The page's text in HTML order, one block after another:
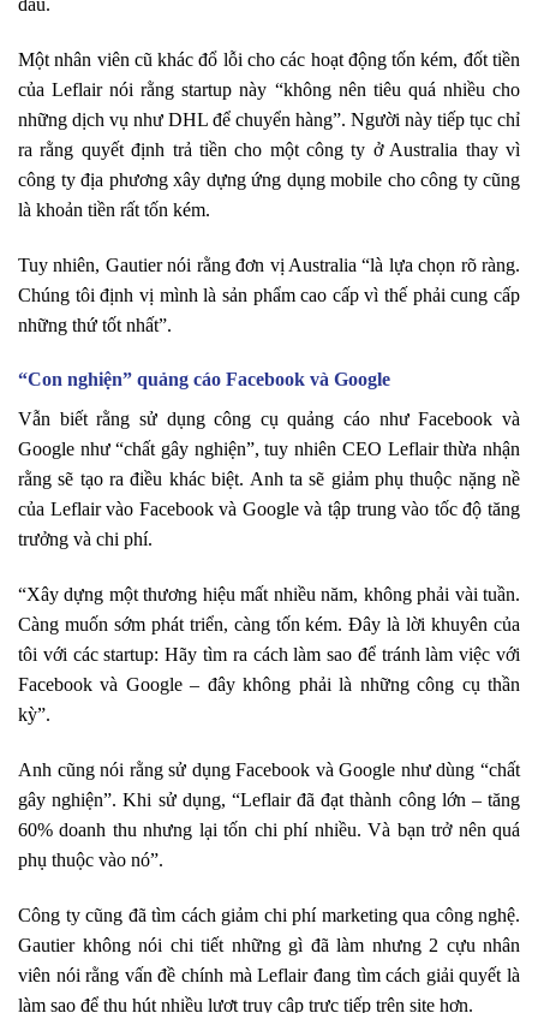
đầu.
Một nhân viên cũ khác đổ lỗi cho các hoạt động tốn kém, đốt tiền
của Leflair nói rằng startup này “không nên tiêu quá nhiều cho
những dịch vụ như DHL để chuyển hàng”. Người này tiếp tục chỉ
ra rằng quyết định trả tiền cho một công ty ở Australia thay vì
công ty địa phương xây dựng ứng dụng mobile cho công ty cũng
là khoản tiền rất tốn kém.
Tuy nhiên, Gautier nói rằng đơn vị Australia “là lựa chọn rõ ràng.
Chúng tôi định vị mình là sản phẩm cao cấp vì thế phải cung cấp
những thứ tốt nhất”.
“Con nghiện” quảng cáo Facebook và Google
Vẫn biết rằng sử dụng công cụ quảng cáo như Facebook và
Google như “chất gây nghiện”, tuy nhiên CEO Leflair thừa nhận
rằng sẽ tạo ra điều khác biệt. Anh ta sẽ giảm phụ thuộc nặng nề
của Leflair vào Facebook và Google và tập trung vào tốc độ tăng
trưởng và chi phí.
“Xây dựng một thương hiệu mất nhiều năm, không phải vài tuần.
Càng muốn sớm phát triển, càng tốn kém. Đây là lời khuyên của
tôi với các startup: Hãy tìm ra cách làm sao để tránh làm việc với
Facebook và Google – đây không phải là những công cụ thần
kỳ”.
Anh cũng nói rằng sử dụng Facebook và Google như dùng “chất
gây nghiện”. Khi sử dụng, “Leflair đã đạt thành công lớn – tăng
60% doanh thu nhưng lại tốn chi phí nhiều. Và bạn trở nên quá
phụ thuộc vào nó”.
Công ty cũng đã tìm cách giảm chi phí marketing qua công nghệ.
Gautier không nói chi tiết những gì đã làm nhưng 2 cựu nhân
viên nói rằng vấn đề chính mà Leflair đang tìm cách giải quyết là
làm sao để thu hút nhiều lượt truy cập trực tiếp trên site hơn.